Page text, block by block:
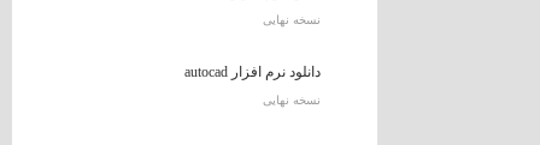
نسخه نهایی
دانلود نرم افزار autocad
نسخه نهایی